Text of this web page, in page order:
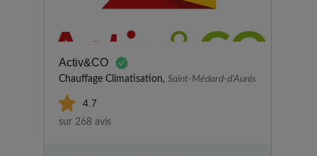
Activ&CO
Chauffage Climatisation, Saint-Médard-d'Aunis
4.7
sur 268 avis